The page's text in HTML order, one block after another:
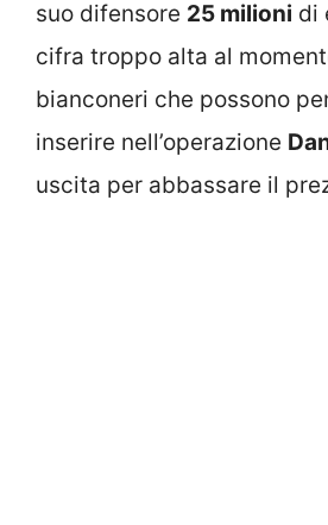
suo difensore 25 milioni di
cifra troppo alta al
bianconeri che possono
inserire nell’operazione
uscita per abbassare il